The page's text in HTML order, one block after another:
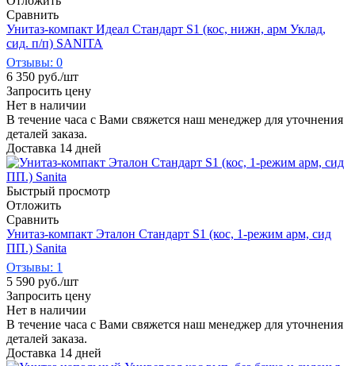
Сравнить
Унитаз-компакт Идеал Стандарт S1 (кос, нижн, арм Уклад,
сид. п/п) SANITA
Отзывы: 0
6 350 руб./шт
Запросить цену
Нет в наличии
В течение часа с Вами свяжется наш менеджер для уточнения
деталей заказа.
Доставка 14 дней
Быстрый просмотр
Отложить
Сравнить
Унитаз-компакт Эталон Стандарт S1 (кос, 1-режим арм, сид
ПП.) Sanita
Отзывы: 1
5 590 руб./шт
Запросить цену
Нет в наличии
В течение часа с Вами свяжется наш менеджер для уточнения
деталей заказа.
Доставка 14 дней